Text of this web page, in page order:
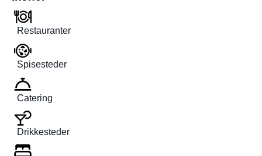
Restauranter
Spisesteder
Catering
Drikkesteder